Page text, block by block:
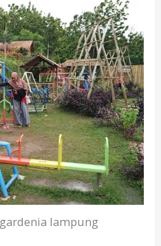
lampung